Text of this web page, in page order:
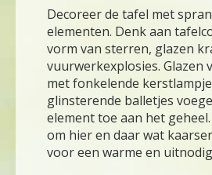
Decoreer de tafel met
elementen. Denk aan
vorm van sterren, glazen
vuurwerkexplosies. Glazen
met fonkelende
glinsterende balletjes
element toe aan het
om hier en daar wat
voor een warme en